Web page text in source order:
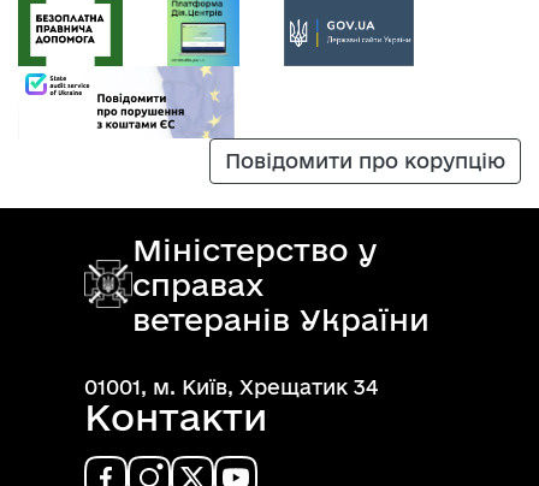
Повідомити про корупцію
Міністерство у
справах
ветеранів України
01001, м. Київ, Хрещатик 34
Контакти